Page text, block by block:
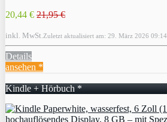
20,44 € 21,95 €
inkl. MwSt. Zuletzt aktualisiert am: 29. März 2026 09:14
Details
ansehen *
Kindle + Hörbuch *